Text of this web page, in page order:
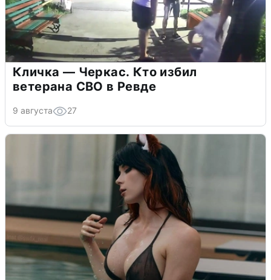
Кличка — Черкас. Кто избил
ветерана СВО в Ревде
9 августа 27